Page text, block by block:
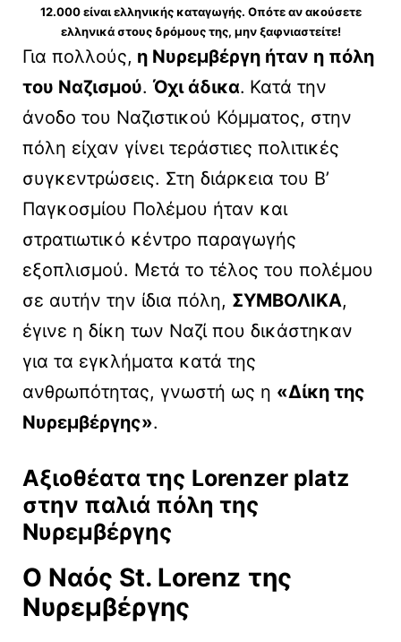
12.000 είναι ελληνικής καταγωγής. Οπότε αν ακούσετε
ελληνικά στους δρόμους της, μην ξαφνιαστείτε!
Για πολλούς, η Νυρεμβέργη ήταν η πόλη
του Ναζισμού.Όχι άδικα. Κατά την
άνοδο του Ναζιστικού Κόμματος, στην
πόλη είχαν γίνει τεράστιες πολιτικές
συγκεντρώσεις. Στη διάρκεια του Β’
Παγκοσμίου Πολέμου ήταν και
στρατιωτικό κέντρο παραγωγής
εξοπλισμού. Μετά το τέλος του πολέμου
σε αυτήν την ίδια πόλη, ΣΥΜΒΟΛΙΚΑ,
έγινε η δίκη των Ναζί που δικάστηκαν
για τα εγκλήματα κατά της
ανθρωπότητας, γνωστή ως η «Δίκη της
Νυρεμβέργης».
Αξιοθέατα της Lorenzer platz
στην παλιά πόλη της
Νυρεμβέργης
Ο Ναός St. Lorenz της
Νυρεμβέργης